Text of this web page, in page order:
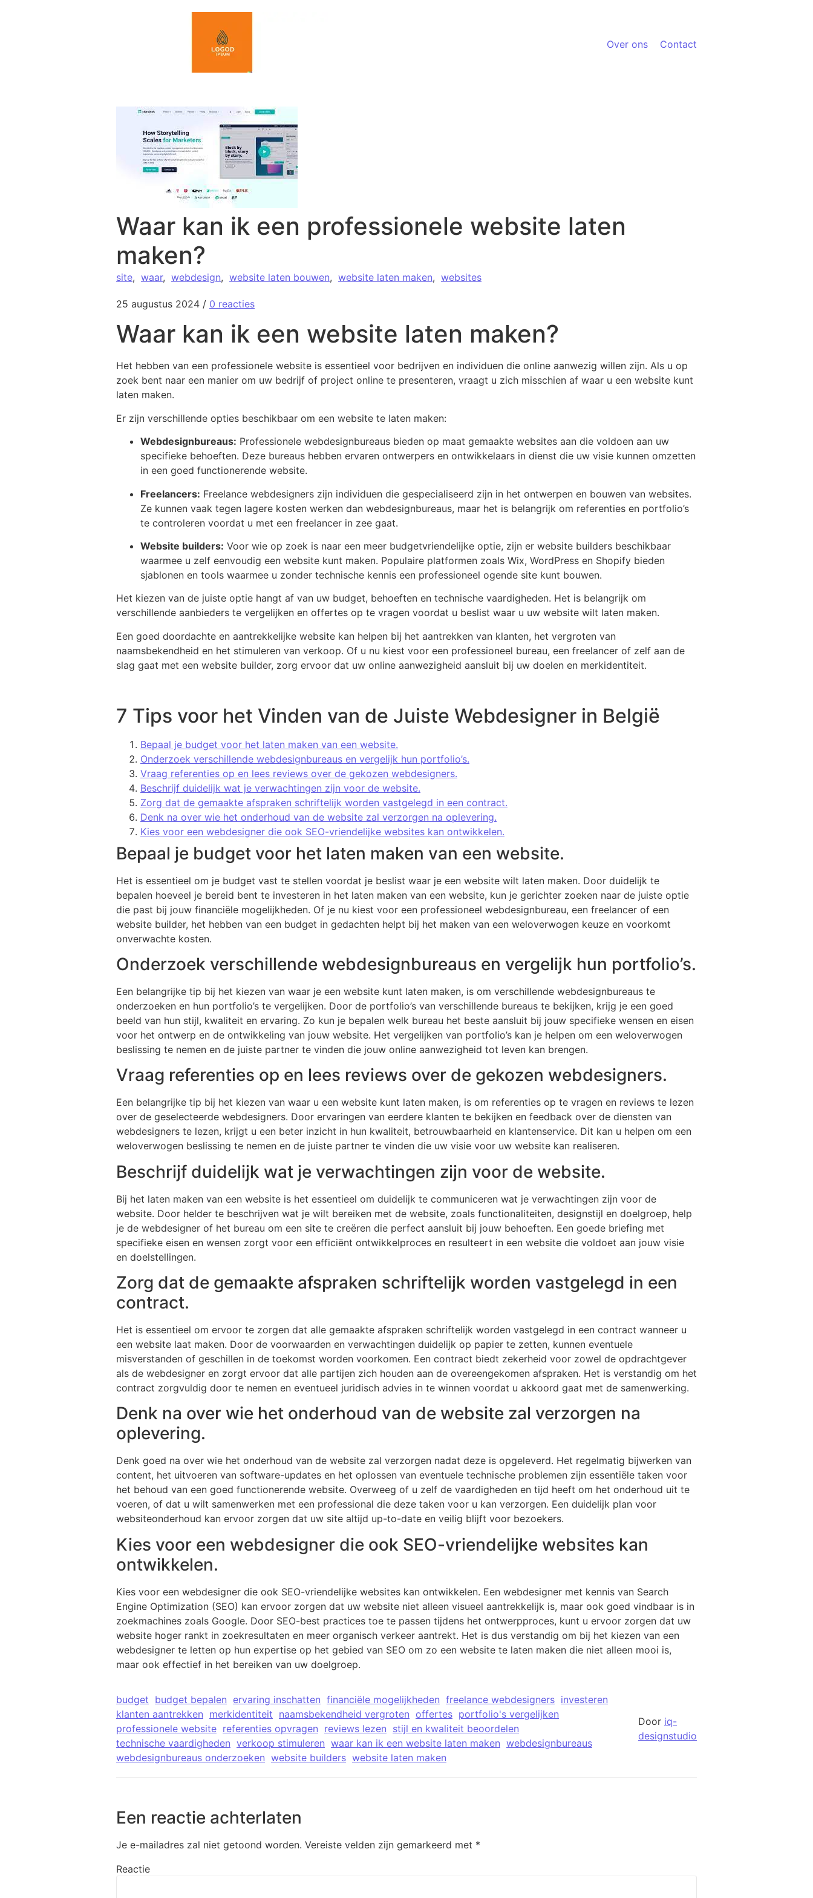
Over ons Contact
Waar kan ik een professionele website laten
maken?
site, waar, webdesign, website laten bouwen, website laten maken, websites
25 augustus 2024 / 0 reacties
Waar kan ik een website laten maken?
Het hebben van een professionele website is essentieel voor bedrijven en individuen die online aanwezig willen zijn. Als u op
zoek bent naar een manier om uw bedrijf of project online te presenteren, vraagt u zich misschien af waar u een website kunt
laten maken.
Er zijn verschillende opties beschikbaar om een website te laten maken:
Webdesignbureaus: Professionele webdesignbureaus bieden op maat gemaakte websites aan die voldoen aan uw
specifieke behoeften. Deze bureaus hebben ervaren ontwerpers en ontwikkelaars in dienst die uw visie kunnen omzetten
in een goed functionerende website.
Freelancers: Freelance webdesigners zijn individuen die gespecialiseerd zijn in het ontwerpen en bouwen van websites.
Ze kunnen vaak tegen lagere kosten werken dan webdesignbureaus, maar het is belangrijk om referenties en portfolio’s
te controleren voordat u met een freelancer in zee gaat.
Website builders: Voor wie op zoek is naar een meer budgetvriendelijke optie, zijn er website builders beschikbaar
waarmee u zelf eenvoudig een website kunt maken. Populaire platformen zoals Wix, WordPress en Shopify bieden
sjablonen en tools waarmee u zonder technische kennis een professioneel ogende site kunt bouwen.
Het kiezen van de juiste optie hangt af van uw budget, behoeften en technische vaardigheden. Het is belangrijk om
verschillende aanbieders te vergelijken en offertes op te vragen voordat u beslist waar u uw website wilt laten maken.
Een goed doordachte en aantrekkelijke website kan helpen bij het aantrekken van klanten, het vergroten van
naamsbekendheid en het stimuleren van verkoop. Of u nu kiest voor een professioneel bureau, een freelancer of zelf aan de
slag gaat met een website builder, zorg ervoor dat uw online aanwezigheid aansluit bij uw doelen en merkidentiteit.
7 Tips voor het Vinden van de Juiste Webdesigner in België
Bepaal je budget voor het laten maken van een website.
Onderzoek verschillende webdesignbureaus en vergelijk hun portfolio’s.
Vraag referenties op en lees reviews over de gekozen webdesigners.
Beschrijf duidelijk wat je verwachtingen zijn voor de website.
Zorg dat de gemaakte afspraken schriftelijk worden vastgelegd in een contract.
Denk na over wie het onderhoud van de website zal verzorgen na oplevering.
Kies voor een webdesigner die ook SEO-vriendelijke websites kan ontwikkelen.
Bepaal je budget voor het laten maken van een website.
Het is essentieel om je budget vast te stellen voordat je beslist waar je een website wilt laten maken. Door duidelijk te
bepalen hoeveel je bereid bent te investeren in het laten maken van een website, kun je gerichter zoeken naar de juiste optie
die past bij jouw financiële mogelijkheden. Of je nu kiest voor een professioneel webdesignbureau, een freelancer of een
website builder, het hebben van een budget in gedachten helpt bij het maken van een weloverwogen keuze en voorkomt
onverwachte kosten.
Onderzoek verschillende webdesignbureaus en vergelijk hun portfolio’s.
Een belangrijke tip bij het kiezen van waar je een website kunt laten maken, is om verschillende webdesignbureaus te
onderzoeken en hun portfolio’s te vergelijken. Door de portfolio’s van verschillende bureaus te bekijken, krijg je een goed
beeld van hun stijl, kwaliteit en ervaring. Zo kun je bepalen welk bureau het beste aansluit bij jouw specifieke wensen en eisen
voor het ontwerp en de ontwikkeling van jouw website. Het vergelijken van portfolio’s kan je helpen om een weloverwogen
beslissing te nemen en de juiste partner te vinden die jouw online aanwezigheid tot leven kan brengen.
Vraag referenties op en lees reviews over de gekozen webdesigners.
Een belangrijke tip bij het kiezen van waar u een website kunt laten maken, is om referenties op te vragen en reviews te lezen
over de geselecteerde webdesigners. Door ervaringen van eerdere klanten te bekijken en feedback over de diensten van
webdesigners te lezen, krijgt u een beter inzicht in hun kwaliteit, betrouwbaarheid en klantenservice. Dit kan u helpen om een
weloverwogen beslissing te nemen en de juiste partner te vinden die uw visie voor uw website kan realiseren.
Beschrijf duidelijk wat je verwachtingen zijn voor de website.
Bij het laten maken van een website is het essentieel om duidelijk te communiceren wat je verwachtingen zijn voor de
website. Door helder te beschrijven wat je wilt bereiken met de website, zoals functionaliteiten, designstijl en doelgroep, help
je de webdesigner of het bureau om een site te creëren die perfect aansluit bij jouw behoeften. Een goede briefing met
specifieke eisen en wensen zorgt voor een efficiënt ontwikkelproces en resulteert in een website die voldoet aan jouw visie
en doelstellingen.
Zorg dat de gemaakte afspraken schriftelijk worden vastgelegd in een
contract.
Het is essentieel om ervoor te zorgen dat alle gemaakte afspraken schriftelijk worden vastgelegd in een contract wanneer u
een website laat maken. Door de voorwaarden en verwachtingen duidelijk op papier te zetten, kunnen eventuele
misverstanden of geschillen in de toekomst worden voorkomen. Een contract biedt zekerheid voor zowel de opdrachtgever
als de webdesigner en zorgt ervoor dat alle partijen zich houden aan de overeengekomen afspraken. Het is verstandig om het
contract zorgvuldig door te nemen en eventueel juridisch advies in te winnen voordat u akkoord gaat met de samenwerking.
Denk na over wie het onderhoud van de website zal verzorgen na
oplevering.
Denk goed na over wie het onderhoud van de website zal verzorgen nadat deze is opgeleverd. Het regelmatig bijwerken van
content, het uitvoeren van software-updates en het oplossen van eventuele technische problemen zijn essentiële taken voor
het behoud van een goed functionerende website. Overweeg of u zelf de vaardigheden en tijd heeft om het onderhoud uit te
voeren, of dat u wilt samenwerken met een professional die deze taken voor u kan verzorgen. Een duidelijk plan voor
websiteonderhoud kan ervoor zorgen dat uw site altijd up-to-date en veilig blijft voor bezoekers.
Kies voor een webdesigner die ook SEO-vriendelijke websites kan
ontwikkelen.
Kies voor een webdesigner die ook SEO-vriendelijke websites kan ontwikkelen. Een webdesigner met kennis van Search
Engine Optimization (SEO) kan ervoor zorgen dat uw website niet alleen visueel aantrekkelijk is, maar ook goed vindbaar is in
zoekmachines zoals Google. Door SEO-best practices toe te passen tijdens het ontwerpproces, kunt u ervoor zorgen dat uw
website hoger rankt in zoekresultaten en meer organisch verkeer aantrekt. Het is dus verstandig om bij het kiezen van een
webdesigner te letten op hun expertise op het gebied van SEO om zo een website te laten maken die niet alleen mooi is,
maar ook effectief in het bereiken van uw doelgroep.
budget budget bepalen ervaring inschatten financiële mogelijkheden freelance webdesigners investeren
klanten aantrekken merkidentiteit naamsbekendheid vergroten offertes portfolio's vergelijken
professionele website referenties opvragen reviews lezen stijl en kwaliteit beoordelen
technische vaardigheden verkoop stimuleren waar kan ik een website laten maken webdesignbureaus
webdesignbureaus onderzoeken website builders website laten maken
Door iq-
designstudio
Een reactie achterlaten
Je e-mailadres zal niet getoond worden. Vereiste velden zijn gemarkeerd met *
Reactie